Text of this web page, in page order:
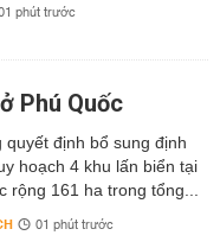
phút trước
Phú Quốc
quyết định bổ sung định
hoạch 4 khu lấn biển tại
rộng 161 ha trong tổng...
01 phút trước